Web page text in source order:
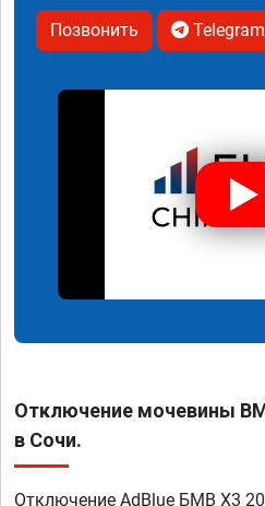
Позвонить Telegram
Отключение мочевины
в Сочи.
Отключение AdBlue БМВ X3